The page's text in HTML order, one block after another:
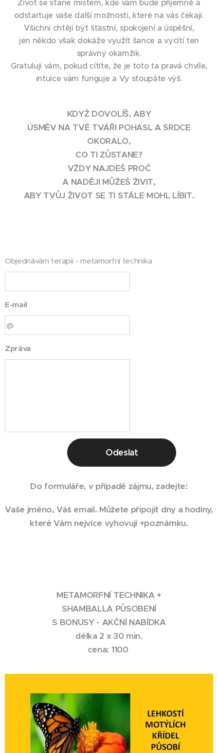
Život se stane místem, kde vám bude příjemně a
odstartuje vaše další možnosti, které na vás čekají.
Všichni chtějí být šťastní, spokojení a úspěšní,
jen někdo však dokáže využít šance a vycítí ten
správný okamžik.
Gratuluji vám, pokud cítíte, že je toto ta pravá chvíle,
intuice vám funguje a Vy stoupáte výš.
KDYŽ DOVOLÍŠ, ABY
ÚSMĚV NA TVÉ TVÁŘI POHASL A SRDCE
OKORALO,
CO TI ZŮSTANE?
VŽDY NAJDEŠ PROČ
A NADĚJI MŮŽEŠ ŽIVIT,
ABY TVŮJ ŽIVOT SE TI STÁLE MOHL LÍBIT.
Objednávám terapii - metamorfní technika
E-mail
Zpráva
Odeslat
Do formuláře, v případě zájmu, zadejte:
Vaše jméno, Váš email. Můžete připojit dny a hodiny,
které Vám nejvíce vyhovují +poznámku.
METAMORFNÍ TECHNIKA +
SHAMBALLA PŮSOBENÍ
S BONUSY - AKČNÍ NABÍDKA
délka 2 x 30 min.
cena: 1100